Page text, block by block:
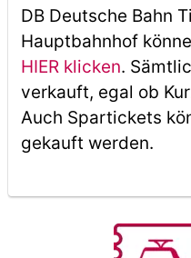
DB Deutsche Bahn
Hauptbahnhof
HIER klicken.
verkauft, egal ob
Auch Spartickets
gekauft werden.